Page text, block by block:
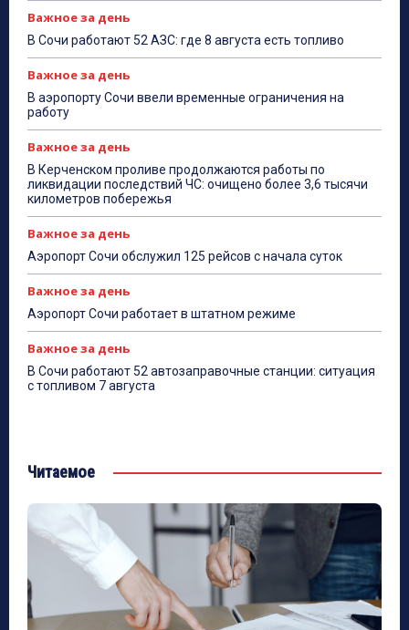
Важное за день
В Сочи работают 52 АЗС: где 8 августа есть топливо
Важное за день
В аэропорту Сочи ввели временные ограничения на
работу
Важное за день
В Керченском проливе продолжаются работы по
ликвидации последствий ЧС: очищено более 3,6 тысячи
километров побережья
Важное за день
Аэропорт Сочи обслужил 125 рейсов с начала суток
Важное за день
Аэропорт Сочи работает в штатном режиме
Важное за день
В Сочи работают 52 автозаправочные станции: ситуация
с топливом 7 августа
Читаемое